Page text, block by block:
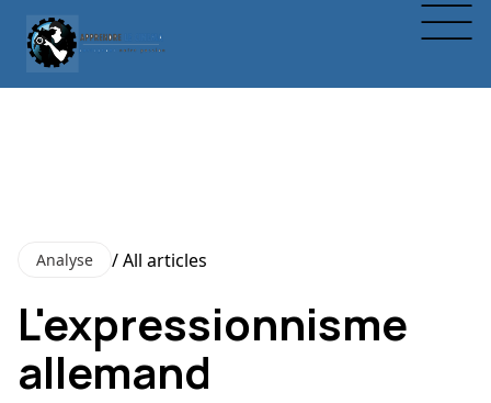
Analyse / All articles
L'expressionnisme
allemand